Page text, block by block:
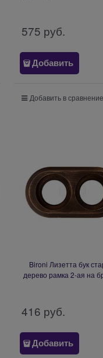
575 руб.
Добавить
Добавить в сравнение
Bironi Лизетта бук
дерево рамка 2-ая на
416 руб.
Добавить